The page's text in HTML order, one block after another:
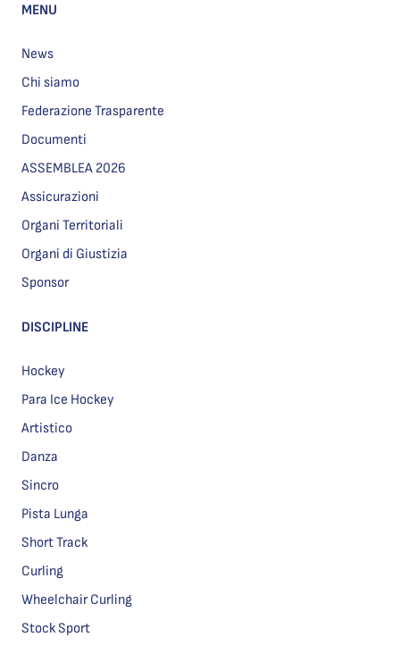
MENU
News
Chi siamo
Federazione Trasparente
Documenti
ASSEMBLEA 2026
Assicurazioni
Organi Territoriali
Organi di Giustizia
Sponsor
DISCIPLINE
Hockey
Para Ice Hockey
Artistico
Danza
Sincro
Pista Lunga
Short Track
Curling
Wheelchair Curling
Stock Sport